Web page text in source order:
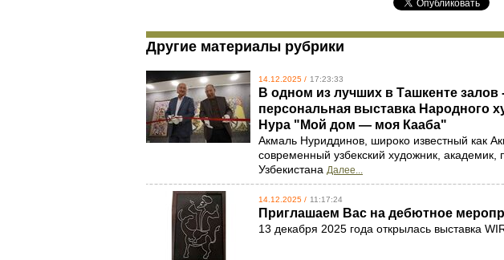
Другие материалы рубрики
14.12.2025 / 17:23:33
В одном из лучших в Ташкенте залов
персональная выставка Народного
Нура "Мой дом — моя Кааба"
Акмаль Нуриддинов, широко известный как
современный узбекский художник, академик,
Узбекистана Далее...
14.12.2025 / 11:17:24
Приглашаем Вас на дебютное
13 декабря 2025 года открылась выставка